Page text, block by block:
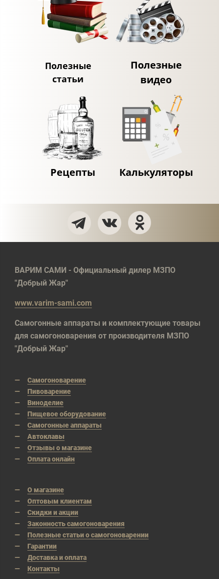
Полезные
статьи
Полезные
видео
Рецепты Калькуляторы
ВАРИМ САМИ - Официальный дилер МЗПО
"Добрый Жар"
www.varim-sami.com
Самогонные аппараты и комплектующие товары
для самогоноварения от производителя МЗПО
"Добрый Жар"
Самогоноварение
Пивоварение
Виноделие
Пищевое оборудование
Самогонные аппараты
Автоклавы
Отзывы о магазине
Оплата онлайн
О магазине
Оптовым клиентам
Скидки и акции
Законность самогоноварения
Полезные статьи о самогоноварении
Гарантии
Доставка и оплата
Контакты